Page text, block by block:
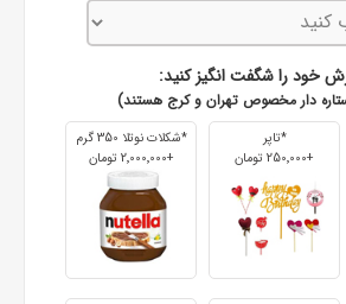
خود را شگفت انگیز کنید:
دار مخصوص تهران و کرج هستند)
*تاپر
+250٬000 تومان
*شکلات نوتلا 350 گرم
+2٬000٬000 تومان